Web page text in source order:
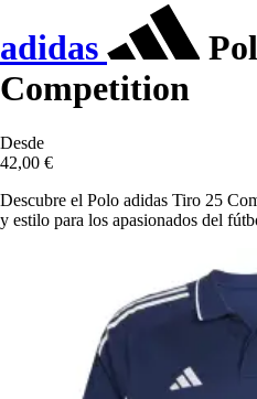
adidas
Competition
Desde
42,00 €
Descubre el Polo adidas Tiro 25
y estilo para los apasionados del